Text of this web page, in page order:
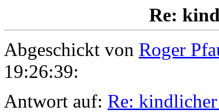
Re:
Abgeschickt von Roger
19:26:39:
Antwort auf: Re: